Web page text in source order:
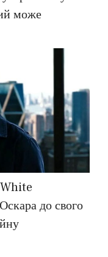
може
до свого